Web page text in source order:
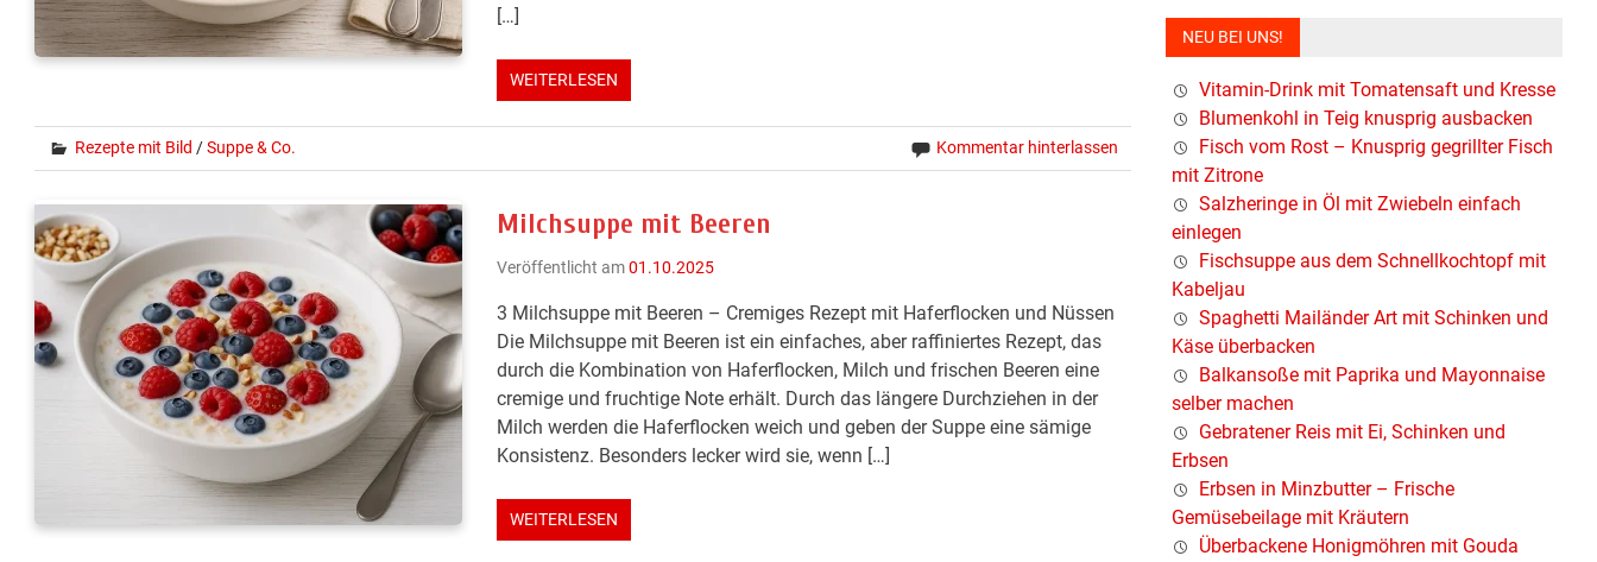
[…]
WEITERLESEN
Rezepte mit Bild /Suppe & Co. Kommentar hinterlassen
Milchsuppe mit Beeren
Veröffentlicht am01.10.2025
3 Milchsuppe mit Beeren – Cremiges Rezept mit Haferflocken und Nüssen
Die Milchsuppe mit Beeren ist ein einfaches, aber raffiniertes Rezept, das
durch die Kombination von Haferflocken, Milch und frischen Beeren eine
cremige und fruchtige Note erhält. Durch das längere Durchziehen in der
Milch werden die Haferflocken weich und geben der Suppe eine sämige
Konsistenz. Besonders lecker wird sie, wenn […]
WEITERLESEN
NEU BEI UNS!
Vitamin-Drink mit Tomatensaft und Kresse
Blumenkohl in Teig knusprig ausbacken
Fisch vom Rost – Knusprig gegrillter Fisch
mit Zitrone
Salzheringe in Öl mit Zwiebeln einfach
einlegen
Fischsuppe aus dem Schnellkochtopf mit
Kabeljau
Spaghetti Mailänder Art mit Schinken und
Käse überbacken
Balkansoße mit Paprika und Mayonnaise
selber machen
Gebratener Reis mit Ei, Schinken und
Erbsen
Erbsen in Minzbutter – Frische
Gemüsebeilage mit Kräutern
Überbackene Honigmöhren mit Gouda